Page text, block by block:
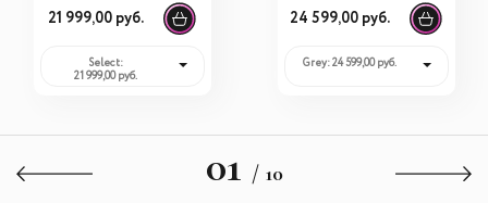
21 999,00 руб.
Select:
21 999,00 руб.
24 599,00 руб.
Grey: 24 599,00 руб.
01 / 10